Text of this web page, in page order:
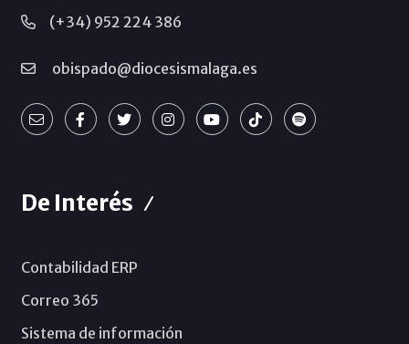
(+34) 952 224 386
obispado@diocesismalaga.es
De Interés
Contabilidad ERP
Correo 365
Sistema de información